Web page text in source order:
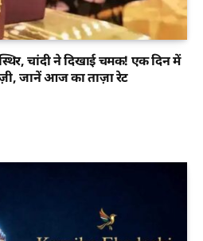
चांदी ने दिखाई चमक! एक दिन में
जानें आज का ताज़ा रेट